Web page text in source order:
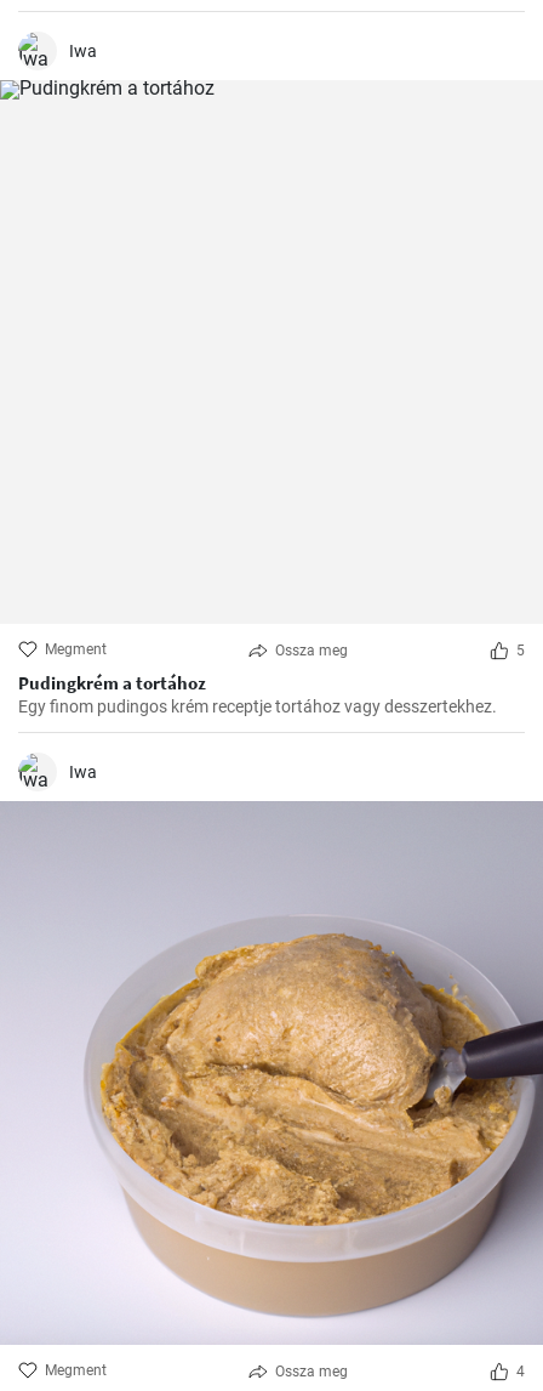
Iwa
Megment Ossza meg 5
Pudingkrém a tortához
Egy finom pudingos krém receptje tortához vagy desszertekhez.
Iwa
Megment Ossza meg 4